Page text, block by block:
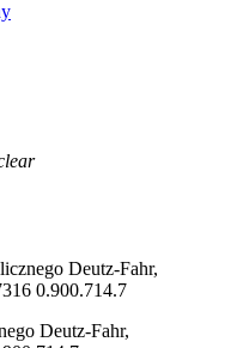
Deutz-Fahr,
0.900.714.7